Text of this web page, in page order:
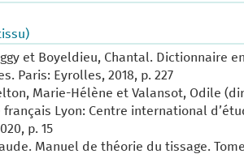
et Boyeldieu, Chantal. Dictionnaire
Paris: Eyrolles, 2018, p. 227
Marie-Hélène et Valansot, Odile
Lyon: Centre international
p. 15
Manuel de théorie du tissage. Tome